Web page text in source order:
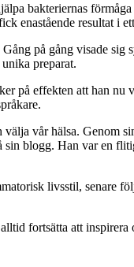
bakteriernas
enastående resultat i
på gång visade
preparat.
på effekten att han
vår hälsa.
blogg. Han var en
livsstil, senare
fortsätta att